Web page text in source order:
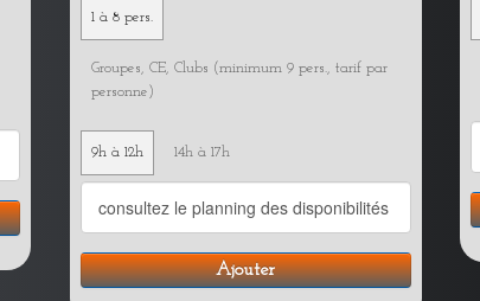
1 à 8 pers.
Groupes, CE, Clubs (minimum 9 pers., tarif par
personne)
9h à 12h 14h à 17h
Ajouter